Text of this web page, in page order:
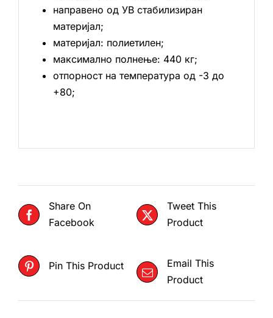
направено од УВ стабилизиран
материјал;
материјал: полиетилен;
максимално полнење: 440 кг;
отпорност на температура од -3 до
+80;
Share On
Facebook
Tweet This
Product
Pin This Product
Email This
Product